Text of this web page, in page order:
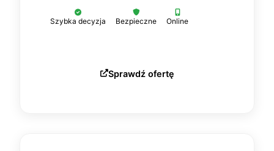
Szybka decyzja Bezpieczne Online
Sprawdź ofertę